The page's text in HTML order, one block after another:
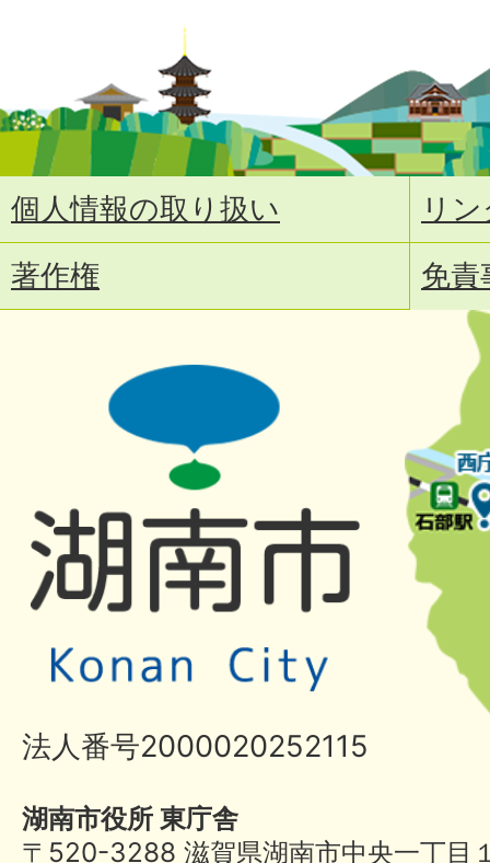
個人情報の取り扱い
リ
著作権
免責
法人番号2000020252115
湖南市役所 東庁舎
〒520-3288 滋賀県湖南市中央一丁目